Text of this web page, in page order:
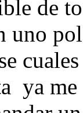
de
uno
ya